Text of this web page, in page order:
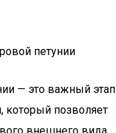
петунии
— это важный этап
который позволяет